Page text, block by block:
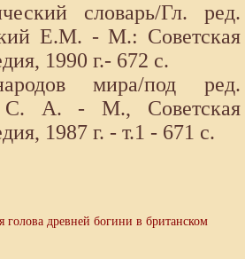
словарь/Гл. ред.
Е.М. - М.: Советская
1990 г.- 672 с.
мира/под ред.
С. А. - М., Советская
1987 г. - т.1 - 671 с.
голова древней богини в британском